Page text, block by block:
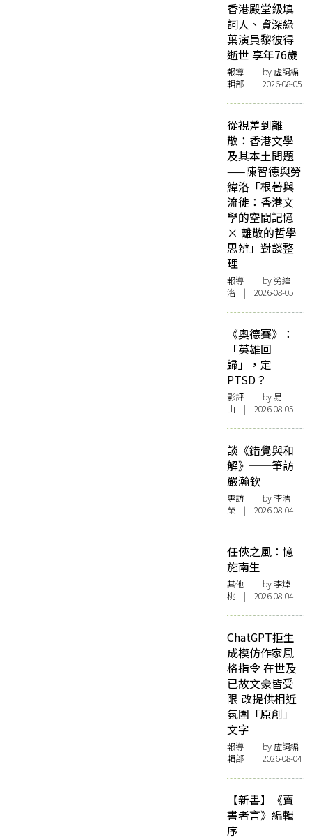
香港殿堂級填
詞人、資深綠
葉演員黎彼得
逝世 享年76歲
報導 | by 虛詞編
輯部 | 2026-08-05
從視差到離
散：香港文學
及其本土問題
——陳智德與勞
緯洛「根著與
流徙：香港文
學的空間記憶
× 離散的哲學
思辨」對談整
理
報導 | by 勞緯
洛 | 2026-08-05
《奧德賽》：
「英雄回
歸」，定
PTSD？
影評 | by 易
山 | 2026-08-05
談《錯覺與和
解》──筆訪
嚴瀚欽
專訪 | by 李浩
榮 | 2026-08-04
任俠之風：憶
施南生
其他 | by 李焯
桃 | 2026-08-04
ChatGPT拒生
成模仿作家風
格指令 在世及
已故文豪皆受
限 改提供相近
氛圍「原創」
文字
報導 | by 虛詞編
輯部 | 2026-08-04
【新書】《賣
書者言》編輯
序